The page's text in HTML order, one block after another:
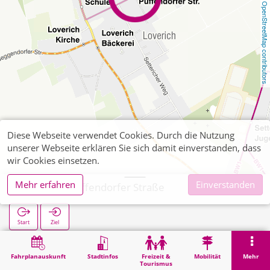
OpenStreetMap contributors
Fahrplanauskunft Stadtinfos
Freizeit &
Tourismus
Mobilität Mehr
Loverich Puffendorfer Straße
Start Ziel
Suche Loverich Puffendorfer Straße
Diese Webseite verwendet Cookies. Durch die Nutzung
unserer Webseite erklären Sie sich damit einverstanden, dass
wir Cookies einsetzen.
Mehr erfahren
Einverstanden